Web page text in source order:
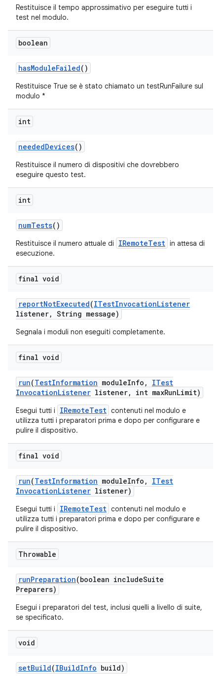
Restituisce il tempo approssimativo per eseguire tutti i
test nel modulo.
boolean
hasModuleFailed()
Restituisce True se è stato chiamato un testRunFailure sul
modulo *
int
neededDevices()
Restituisce il numero di dispositivi che dovrebbero
eseguire questo test.
int
numTests()
Restituisce il numero attuale di IRemoteTest in attesa di
esecuzione.
final void
reportNotExecuted(ITestInvocationListener
listener, String message)
Segnala i moduli non eseguiti completamente.
final void
run(TestInformation moduleInfo ,
ITest
InvocationListener listener, int maxRunLimit)
Esegui tutti i IRemoteTest contenuti nel modulo e
utilizza tutti i preparatori prima e dopo per configurare e
pulire il dispositivo.
final void
run(TestInformation moduleInfo ,
ITest
InvocationListener listener)
Esegui tutti i IRemoteTest contenuti nel modulo e
utilizza tutti i preparatori prima e dopo per configurare e
pulire il dispositivo.
Throwable
runPreparation(boolean includeSuite
Preparers)
Esegui i preparatori del test, inclusi quelli a livello di suite,
se specificato.
void
setBuild(IBuildInfo build)